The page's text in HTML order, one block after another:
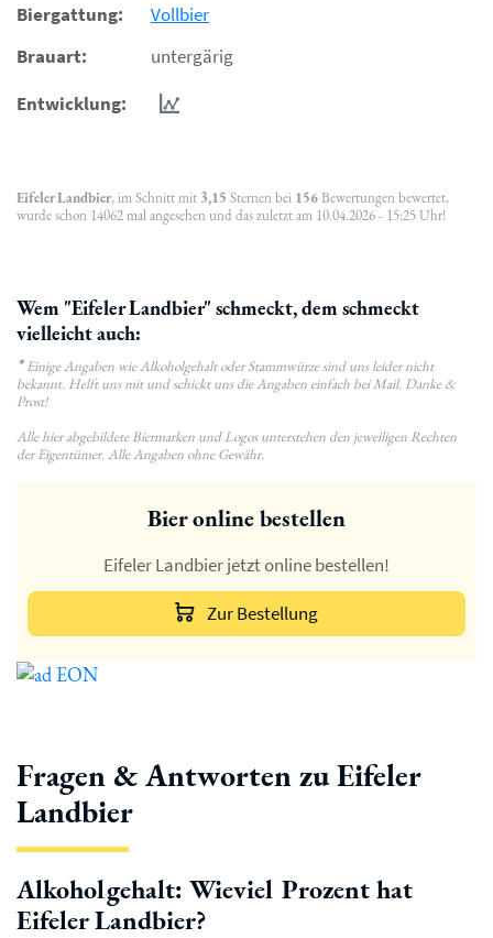
Biergattung:
Vollbier
Brauart:
untergärig
Entwicklung:
Eifeler Landbier, im Schnitt mit 3,15 Sternen bei 156Bewertungen bewertet,
wurde schon 14062 mal angesehen und das zuletzt am 10.04.2026 - 15:25 Uhr!
Wem "Eifeler Landbier" schmeckt, dem schmeckt
vielleicht auch:
*Einige Angaben wie Alkoholgehalt oder Stammwürze sind uns leider nicht
bekannt. Helft uns mit und schickt uns die Angaben einfach bei Mail. Danke &
Prost!
Alle hier abgebildete Biermarken und Logos unterstehen den jeweiligen Rechten
der Eigentümer. Alle Angaben ohne Gewähr.
Bier online bestellen
Eifeler Landbier jetzt online bestellen!
Zur Bestellung
Fragen & Antworten zu Eifeler
Landbier
Alkoholgehalt: Wieviel Prozent hat
Eifeler Landbier?